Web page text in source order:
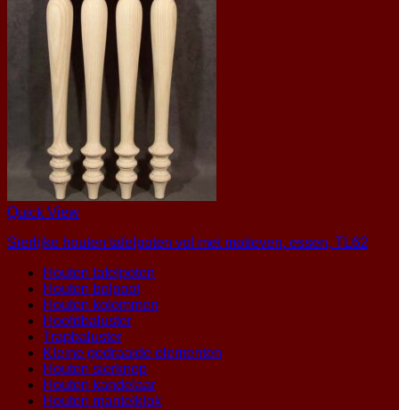
Quick View
Sierlijke houten tafelpoten vol met motieven, essen, TL62
Houten tafelpoten
Houten bolpoot
Houten kolommen
Hoofdbaluster
Trapbaluster
Kleine gedraaide elementen
Houten sierknop
Houten kandelaar
Houten mantelklok